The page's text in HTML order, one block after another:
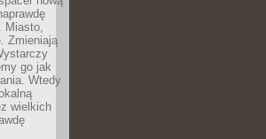
Miasto,
Zmieniają
go jak
Wtedy
wielkich